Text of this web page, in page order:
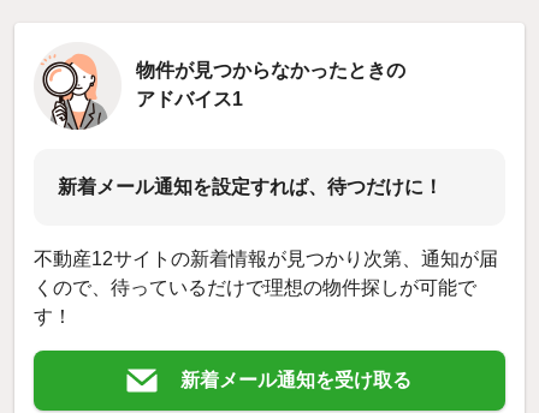
物件が見つからなかったときの
アドバイス1
新着メール通知を設定すれば、待つだけに！
不動産12サイトの新着情報が見つかり次第、通知が届
くので、待っているだけで理想の物件探しが可能で
す！
新着メール通知を受け取る